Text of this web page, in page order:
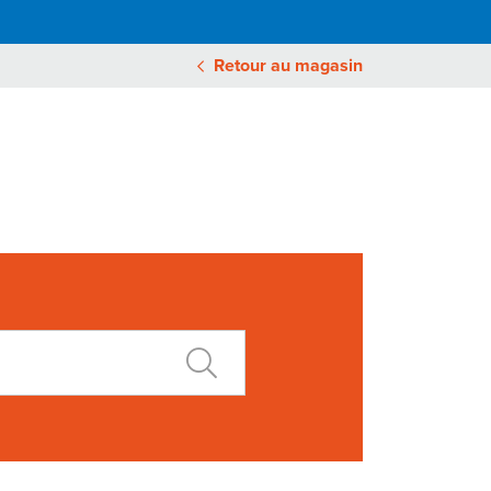
Retour au magasin